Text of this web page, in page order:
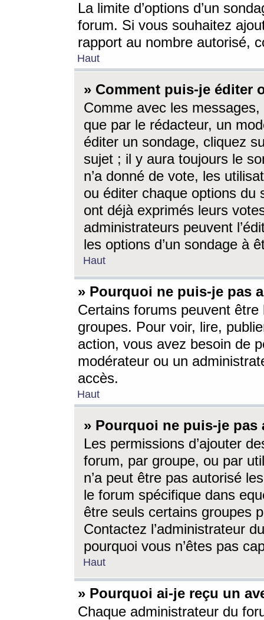
La limite d’options d’un
forum. Si vous souhaitez
rapport au nombre autorisé,
Haut
» Comment puis-je éditer
Comme avec les
que par le rédacteur, un
éditer un sondage, cliquez
sujet ; il y aura toujours le
n’a donné de vote, les
ou éditer chaque options du
ont déjà exprimés leurs
administrateurs peuvent
les options d’un sondage à
Haut
» Pourquoi ne puis-je pas
Certains forums peuvent être
groupes. Pour voir, lire,
action, vous avez besoin de
modérateur ou un
accès.
Haut
» Pourquoi ne puis-je
Les permissions d’ajouter
forum, par groupe, ou par
n’a peut être pas autorisé
le forum spécifique dans
être seuls certains groupes
Contactez l’administrateur
pourquoi vous n’êtes pas
Haut
» Pourquoi ai-je reçu un
Chaque administrateur du